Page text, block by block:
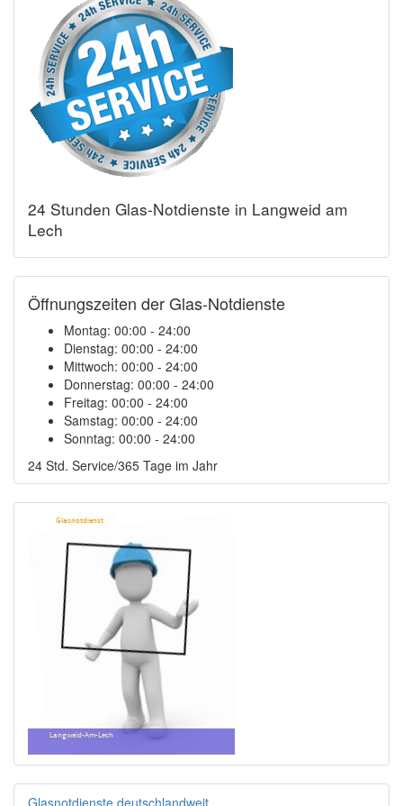
24 Stunden Glas-Notdienste in Langweid am
Lech
Öffnungszeiten der Glas-Notdienste
Montag: 00:00 - 24:00
Dienstag: 00:00 - 24:00
Mittwoch: 00:00 - 24:00
Donnerstag: 00:00 - 24:00
Freitag: 00:00 - 24:00
Samstag: 00:00 - 24:00
Sonntag: 00:00 - 24:00
24 Std. Service/365 Tage im Jahr
Glasnotdienste deutschlandweit